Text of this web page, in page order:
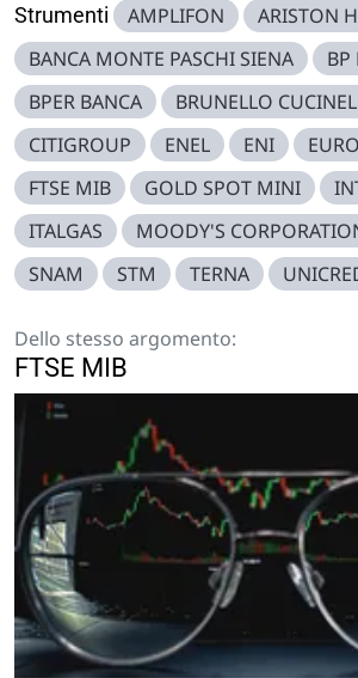
Strumenti AMPLIFON
ARISTON
BANCA MONTE PASCHI SIENA
BP
BPER BANCA
BRUNELLO
CITIGROUP
ENEL ENI
FTSE MIB
GOLD SPOT MINI
ITALGAS
MOODY'S
SNAM
STM TERNA
Dello stesso argomento:
FTSE MIB